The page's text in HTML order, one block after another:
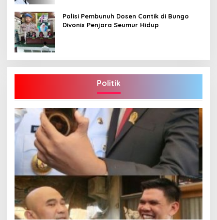
Polisi Pembunuh Dosen Cantik di Bungo
Divonis Penjara Seumur Hidup
Politik